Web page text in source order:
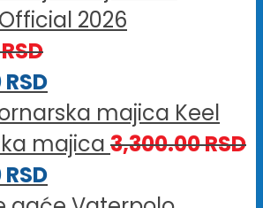
2026
RSD
RSD
Keel
majica 3,300.00RSD
RSD